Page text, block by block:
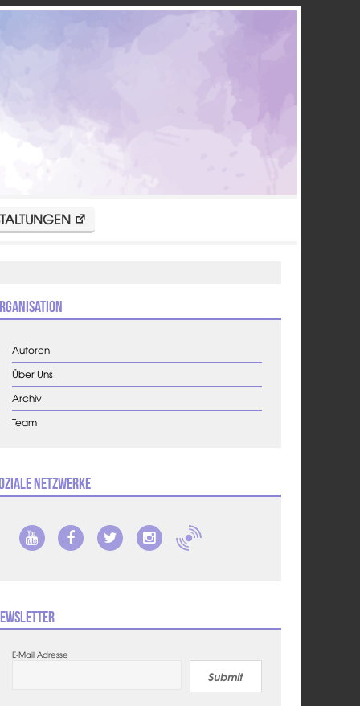
Autoren
Über Uns
Archiv
Team
Netzwerke
E-Mail Adresse
Submit